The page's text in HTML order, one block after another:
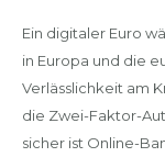
Ein digitaler Euro
in Europa und die
Verlässlichkeit am
die Zwei-Faktor-
sicher ist Online-